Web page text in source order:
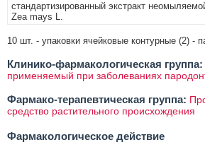
стандартизированный экстракт
Zea mays L.
10 шт. - упаковки ячейковые контурные (2) -
Клинико-фармакологическая группа:
применяемый при заболеваниях
Фармако-терапевтическая группа:
средство растительного происхождения
Фармакологическое действие